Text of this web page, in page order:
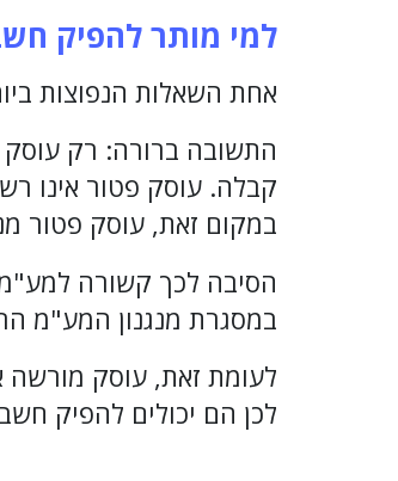
למי מותר להפיק
אחת השאלות הנפוצות
התשובה ברורה: רק
קבלה. עוסק פטור אינו
במקום זאת, עוסק פטור
הסיבה לכך קשורה
במסגרת מנגנון המע"מ
לעומת זאת, עוסק
לכן הם יכולים להפיק